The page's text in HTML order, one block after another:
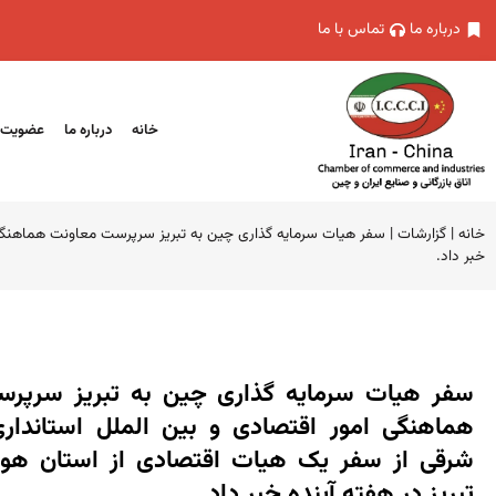
درباره ما تماس با ما
خانه درباره ما عضویت
خانه| گزارشات| سفر هیات سرمایه گذاری چین به تبریز سرپرست معاونت
خبر داد.
سفر هیات سرمایه گذاری چین به تبریز
هماهنگی امور اقتصادی و بین الملل
شرقی از سفر یک هیات اقتصادی از استان